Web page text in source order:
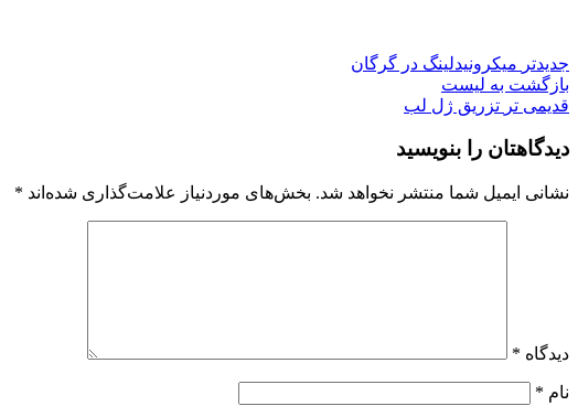
جدیدتر میکرونیدلینگ در گرگان
بازگشت به لیست
قدیمی تر تزریق ژل لب
دیدگاهتان را بنویسید
نشانی ایمیل شما منتشر نخواهد شد. بخش‌های موردنیاز علامت‌گذاری شده‌اند *
دیدگاه *
نام *